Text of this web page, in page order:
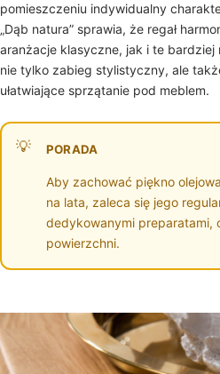
pomieszczeniu indywidualny
„Dąb natura” sprawia, że regał
aranżacje klasyczne, jak i te
nie tylko zabieg stylistyczny, ale
ułatwiające sprzątanie pod meblem.
PORADA
Aby zachować piękno
na lata, zaleca się jego
dedykowanymi preparatami,
powierzchni.